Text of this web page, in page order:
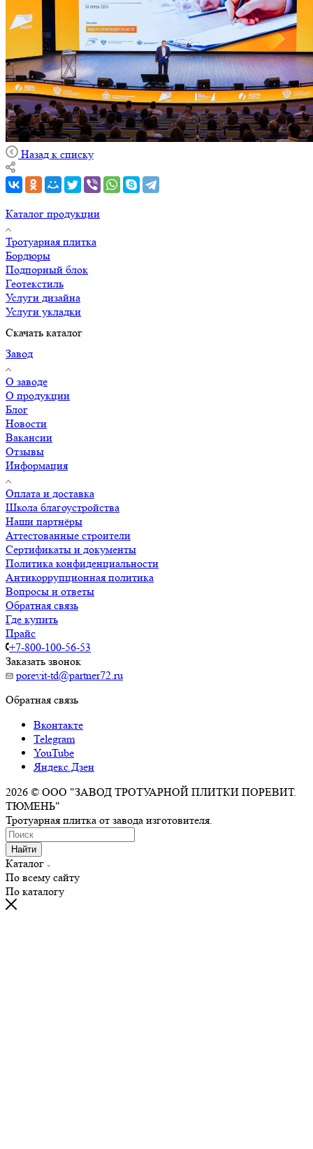
Назад к списку
Каталог продукции
Тротуарная плитка
Бордюры
Подпорный блок
Геотекстиль
Услуги дизайна
Услуги укладки
Скачать каталог
Завод
О заводе
О продукции
Блог
Новости
Вакансии
Отзывы
Информация
Оплата и доставка
Школа благоустройства
Наши партнёры
Аттестованные строители
Сертификаты и документы
Политика конфиденциальности
Антикоррупционная политика
Вопросы и ответы
Обратная связь
Где купить
Прайс
+7-800-100-56-53
Заказать звонок
porevit-td@partner72.ru
Обратная связь
Вконтакте
Telegram
YouTube
Яндекс.Дзен
2026 © ООО "ЗАВОД ТРОТУАРНОЙ ПЛИТКИ ПОРЕВИТ.
ТЮМЕНЬ"
Тротуарная плитка от завода изготовителя.
Найти
Каталог
По всему сайту
По каталогу